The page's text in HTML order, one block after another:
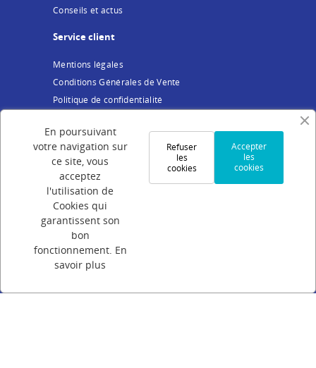
Conseils et actus
Service client
Mentions légales
Conditions Générales de Vente
Politique de confidentialité
Votre compte
Connexion
Création de compte
Suivi de commande
Programme de parrainage
En poursuivant
votre navigation sur
ce site, vous
acceptez
l'utilisation de
Cookies qui
garantissent son
bon
fonctionnement. En
savoir plus
Accepter
les
cookies
Refuser
les
cookies